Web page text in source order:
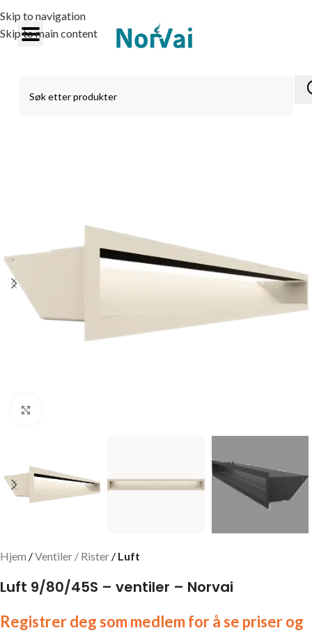
Skip to navigation
Skip to main content
Hjem Ventiler / Rister Luft
Luft 9/80/45S – ventiler – Norvai
Registrer deg som medlem for å se priser og